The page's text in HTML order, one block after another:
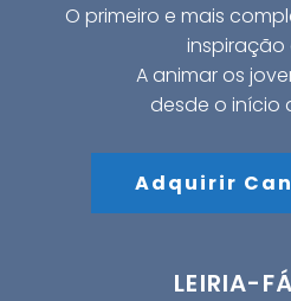
O primeiro e mais
inspiração
A animar os
desde o início
Adquirir
LEIRIA-